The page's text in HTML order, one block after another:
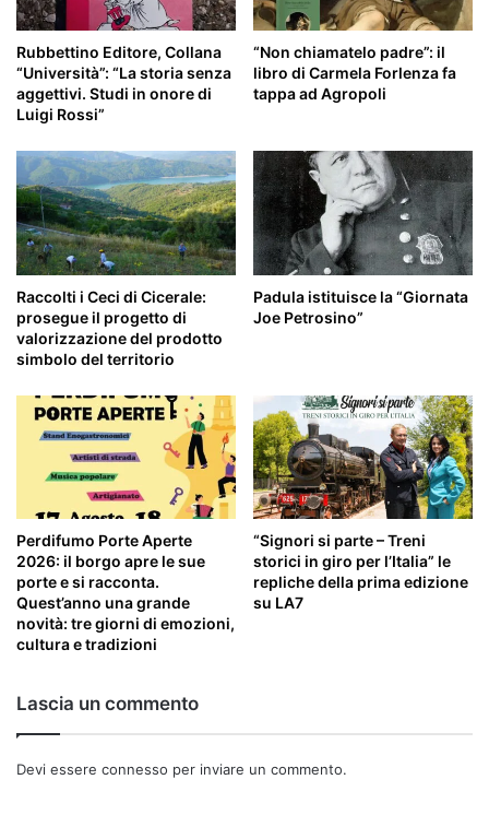
Rubbettino Editore, Collana
“Università”: “La storia senza
aggettivi. Studi in onore di
Luigi Rossi”
“Non chiamatelo padre”: il
libro di Carmela Forlenza fa
tappa ad Agropoli
Raccolti i Ceci di Cicerale:
prosegue il progetto di
valorizzazione del prodotto
simbolo del territorio
Padula istituisce la “Giornata
Joe Petrosino”
Perdifumo Porte Aperte
2026: il borgo apre le sue
porte e si racconta.
Quest’anno una grande
novità: tre giorni di emozioni,
cultura e tradizioni
“Signori si parte – Treni
storici in giro per l’Italia” le
repliche della prima edizione
su LA7
Lascia un commento
Devi essere connesso per inviare un commento.